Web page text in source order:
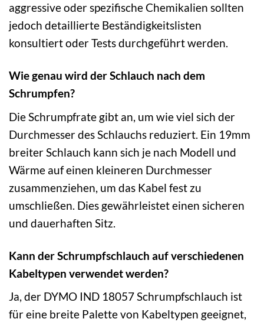
aggressive oder spezifische Chemikalien sollten
jedoch detaillierte Beständigkeitslisten
konsultiert oder Tests durchgeführt werden.
Wie genau wird der Schlauch nach dem
Schrumpfen?
Die Schrumpfrate gibt an, um wie viel sich der
Durchmesser des Schlauchs reduziert. Ein 19mm
breiter Schlauch kann sich je nach Modell und
Wärme auf einen kleineren Durchmesser
zusammenziehen, um das Kabel fest zu
umschließen. Dies gewährleistet einen sicheren
und dauerhaften Sitz.
Kann der Schrumpfschlauch auf verschiedenen
Kabeltypen verwendet werden?
Ja, der DYMO IND 18057 Schrumpfschlauch ist
für eine breite Palette von Kabeltypen geeignet,